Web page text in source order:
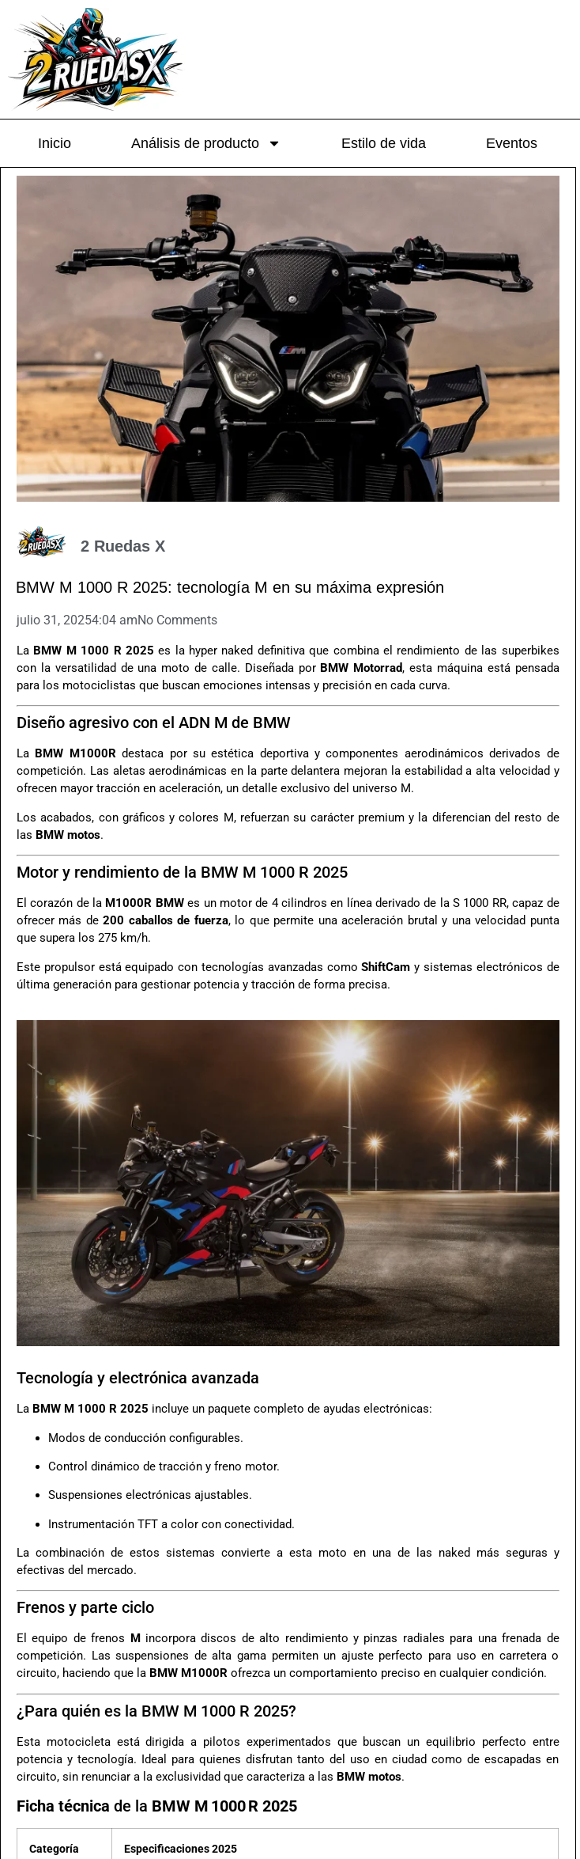
Inicio Análisis de producto Estilo de vida Eventos
2 Ruedas X
BMW M 1000 R 2025: tecnología M en su máxima expresión
julio 31, 20254:04 amNo Comments
La BMW M 1000 R 2025 es la hyper naked definitiva que combina el rendimiento de las superbikes
con la versatilidad de una moto de calle. Diseñada por BMW Motorrad, esta máquina está pensada
para los motociclistas que buscan emociones intensas y precisión en cada curva.
Diseño agresivo con el ADN M de BMW
La BMW M1000Rdestaca por su estética deportiva y componentes aerodinámicos derivados de
competición. Las aletas aerodinámicas en la parte delantera mejoran la estabilidad a alta velocidad y
ofrecen mayor tracción en aceleración, un detalle exclusivo del universo M.
Los acabados, con gráficos y colores M, refuerzan su carácter premium y la diferencian del resto de
las BMW motos.
Motor y rendimiento de la BMW M 1000 R 2025
El corazón de la M1000R BMWes un motor de 4 cilindros en línea derivado de la S 1000 RR, capaz de
ofrecer más de200 caballos de fuerza, lo que permite una aceleración brutal y una velocidad punta
que supera los 275 km/h.
Este propulsor está equipado con tecnologías avanzadas comoShiftCam y sistemas electrónicos de
última generación para gestionar potencia y tracción de forma precisa.
Tecnología y electrónica avanzada
La BMW M 1000 R 2025 incluye un paquete completo de ayudas electrónicas:
Modos de conducción configurables.
Control dinámico de tracción y freno motor.
Suspensiones electrónicas ajustables.
Instrumentación TFT a color con conectividad.
La combinación de estos sistemas convierte a esta moto en una de las naked más seguras y
efectivas del mercado.
Frenos y parte ciclo
El equipo de frenos M incorpora discos de alto rendimiento y pinzas radiales para una frenada de
competición. Las suspensiones de alta gama permiten un ajuste perfecto para uso en carretera o
circuito, haciendo que la BMW M1000R ofrezca un comportamiento preciso en cualquier condición.
¿Para quién es la BMW M 1000 R 2025?
Esta motocicleta está dirigida a pilotos experimentados que buscan un equilibrio perfecto entre
potencia y tecnología. Ideal para quienes disfrutan tanto del uso en ciudad como de escapadas en
circuito, sin renunciar a la exclusividad que caracteriza a las BMW motos.
Ficha técnica de la BMW M 1000 R 2025
Categoría Especificaciones 2025